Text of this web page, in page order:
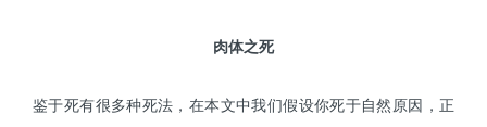
肉体之死
鉴于死有很多种死法，在本文中我们假设你死于自然原因，正